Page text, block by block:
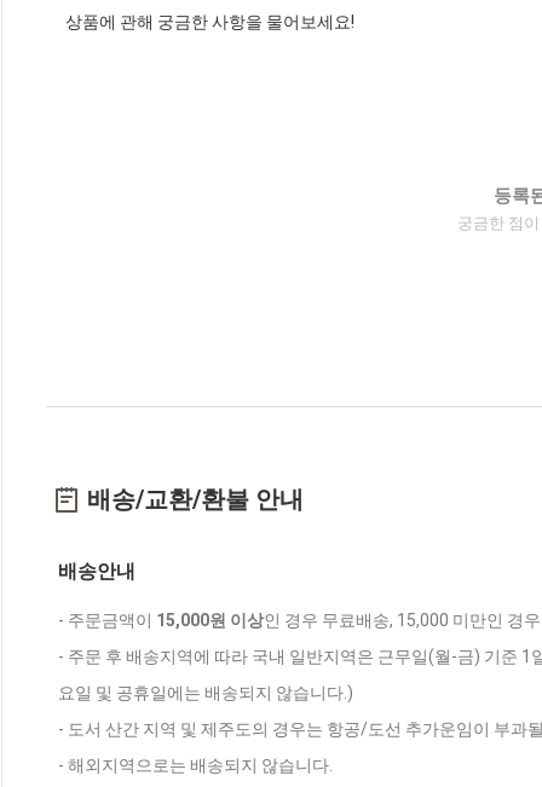
상품에 관해 궁금한 사항을 물어보세요!
등록
궁금한 점
배송/교환/환불 안내
배송안내
- 주문금액이 15,000원 이상인 경우 무료배송, 15,000 미만인 경
- 주문 후 배송지역에 따라 국내 일반지역은 근무일(월-금) 기준
요일 및 공휴일에는 배송되지 않습니다.)
- 도서 산간 지역 및 제주도의 경우는 항공/도선 추가운임이 부과
- 해외지역으로는 배송되지 않습니다.